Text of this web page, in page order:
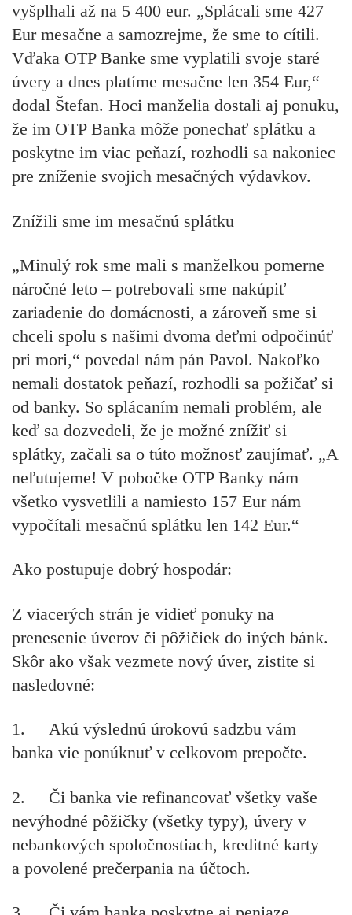
vyšplhali až na 5 400 eur. „Splácali sme 427
Eur mesačne a samozrejme, že sme to cítili.
Vďaka OTP Banke sme vyplatili svoje staré
úvery a dnes platíme mesačne len 354 Eur,“
dodal Štefan. Hoci manželia dostali aj ponuku,
že im OTP Banka môže ponechať splátku a
poskytne im viac peňazí, rozhodli sa nakoniec
pre zníženie svojich mesačných výdavkov.
Znížili sme im mesačnú splátku
„Minulý rok sme mali s manželkou pomerne
náročné leto – potrebovali sme nakúpiť
zariadenie do domácnosti, a zároveň sme si
chceli spolu s našimi dvoma deťmi odpočinúť
pri mori,“ povedal nám pán Pavol. Nakoľko
nemali dostatok peňazí, rozhodli sa požičať si
od banky. So splácaním nemali problém, ale
keď sa dozvedeli, že je možné znížiť si
splátky, začali sa o túto možnosť zaujímať. „A
neľutujeme! V pobočke OTP Banky nám
všetko vysvetlili a namiesto 157 Eur nám
vypočítali mesačnú splátku len 142 Eur.“
Ako postupuje dobrý hospodár:
Z viacerých strán je vidieť ponuky na
prenesenie úverov či pôžičiek do iných bánk.
Skôr ako však vezmete nový úver, zistite si
nasledovné:
1. Akú výslednú úrokovú sadzbu vám
banka vie ponúknuť v celkovom prepočte.
2. Či banka vie refinancovať všetky vaše
nevýhodné pôžičky (všetky typy), úvery v
nebankových spoločnostiach, kreditné karty
a povolené prečerpania na účtoch.